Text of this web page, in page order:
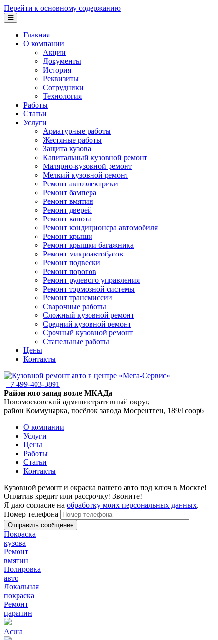
Перейти к основному содержанию
Главная
О компании
Акции
Документы
История
Реквизиты
Сотрудники
Технология
Работы
Статьи
Услуги
Арматурные работы
Жестяные работы
Защита кузова
Капитальный кузовной ремонт
Малярно-кузовной ремонт
Мелкий кузовной ремонт
Ремонт автоэлектрики
Ремонт бампера
Ремонт вмятин
Ремонт дверей
Ремонт капота
Ремонт кондиционера автомобиля
Ремонт крыши
Ремонт крышки багажника
Ремонт микроавтобусов
Ремонт подвески
Ремонт порогов
Ремонт рулевого управления
Ремонт тормозной системы
Ремонт трансмиссии
Сварочные работы
Сложный кузовной ремонт
Средний кузовной ремонт
Срочный кузовной ремонт
Стапельные работы
Цены
Контакты
+7 499-403-3891
Район юго запад возле МКАДа
Новомосковский административный округ,
район Коммунарка, посёлок завода Мосрентген, 189/1соор6
О компании
Услуги
Цены
Работы
Статьи
Контакты
Кузовной ремонт и окраска вашего авто под ключ в Москве!
Оплатив кредит или рассрочку! Звоните!
Я даю согласие на обработку моих персональных данных.
Номер телефона
Покраска
кузова
Ремонт
вмятин
Полировка
авто
Локальная
покраска
Ремонт
царапин
Acura